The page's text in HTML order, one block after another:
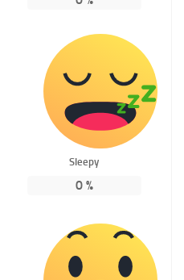
Sleepy
0%